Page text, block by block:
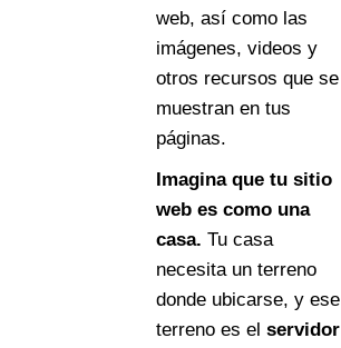
web, así como las
imágenes, videos y
otros recursos que se
muestran en tus
páginas.
Imagina que tu sitio
web es como una
casa. Tu casa
necesita un terreno
donde ubicarse, y ese
terreno es el servidor